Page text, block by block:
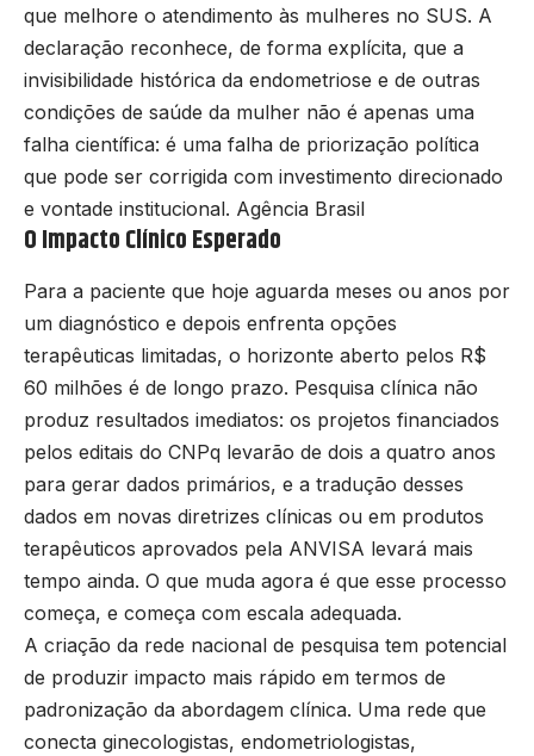
que melhore o atendimento às mulheres no SUS. A
declaração reconhece, de forma explícita, que a
invisibilidade histórica da endometriose e de outras
condições de saúde da mulher não é apenas uma
falha científica: é uma falha de priorização política
que pode ser corrigida com investimento direcionado
e vontade institucional. Agência Brasil
O Impacto Clínico Esperado
Para a paciente que hoje aguarda meses ou anos por
um diagnóstico e depois enfrenta opções
terapêuticas limitadas, o horizonte aberto pelos R$
60 milhões é de longo prazo. Pesquisa clínica não
produz resultados imediatos: os projetos financiados
pelos editais do CNPq levarão de dois a quatro anos
para gerar dados primários, e a tradução desses
dados em novas diretrizes clínicas ou em produtos
terapêuticos aprovados pela ANVISA levará mais
tempo ainda. O que muda agora é que esse processo
começa, e começa com escala adequada.
A criação da rede nacional de pesquisa tem potencial
de produzir impacto mais rápido em termos de
padronização da abordagem clínica. Uma rede que
conecta ginecologistas, endometriologistas,